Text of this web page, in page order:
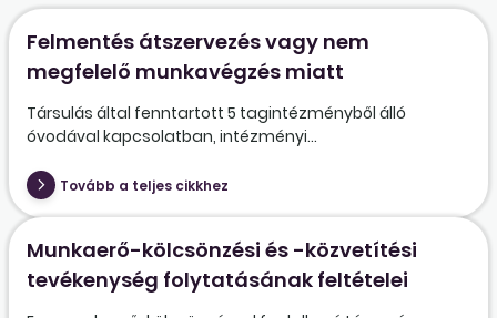
Felmentés átszervezés vagy nem
megfelelő munkavégzés miatt
Társulás által fenntartott 5 tagintézményből álló
óvodával kapcsolatban, intézményi...
Tovább a teljes cikkhez
Munkaerő-kölcsönzési és -közvetítési
tevékenység folytatásának feltételei